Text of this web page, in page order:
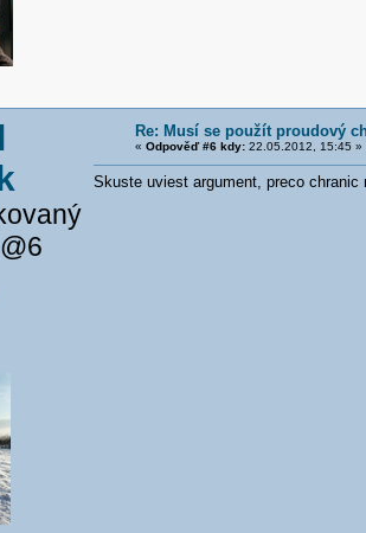
Re: Musí se použít proudový
« Odpověď #6 kdy:22.05.2012, 15:45 »
Skuste uviest argument, preco chranic